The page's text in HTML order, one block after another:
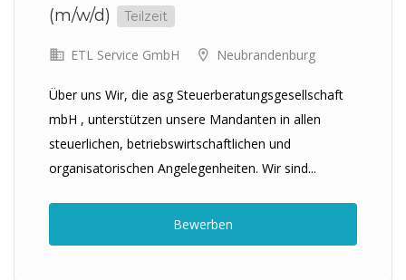
(m/w/d)
Teilzeit
ETL Service GmbH Neubrandenburg
Über uns Wir, die asg Steuerberatungsgesellschaft
mbH , unterstützen unsere Mandanten in allen
steuerlichen, betriebswirtschaftlichen und
organisatorischen Angelegenheiten. Wir sind...
Bewerben